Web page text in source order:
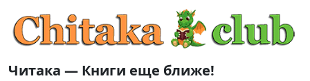
Читака — Книги еще ближе!